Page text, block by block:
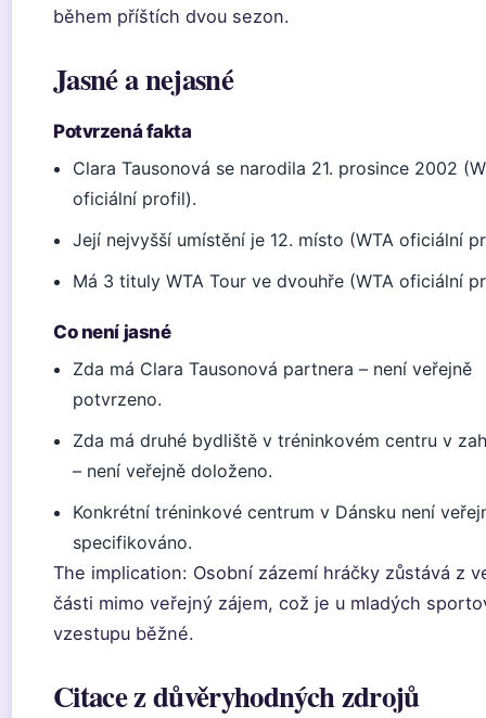
během příštích dvou sezon.
Jasné a nejasné
Potvrzená fakta
Clara Tausonová se narodila 21. prosince 2002
oficiální profil).
Její nejvyšší umístění je 12. místo (WTA oficiální
Má 3 tituly WTA Tour ve dvouhře (WTA oficiální
Co není jasné
Zda má Clara Tausonová partnera – není veřejně
potvrzeno.
Zda má druhé bydliště v tréninkovém centru v
– není veřejně doloženo.
Konkrétní tréninkové centrum v Dánsku není
specifikováno.
The implication: Osobní zázemí hráčky zůstává z
části mimo veřejný zájem, což je u mladých
vzestupu běžné.
Citace z důvěryhodných zdrojů